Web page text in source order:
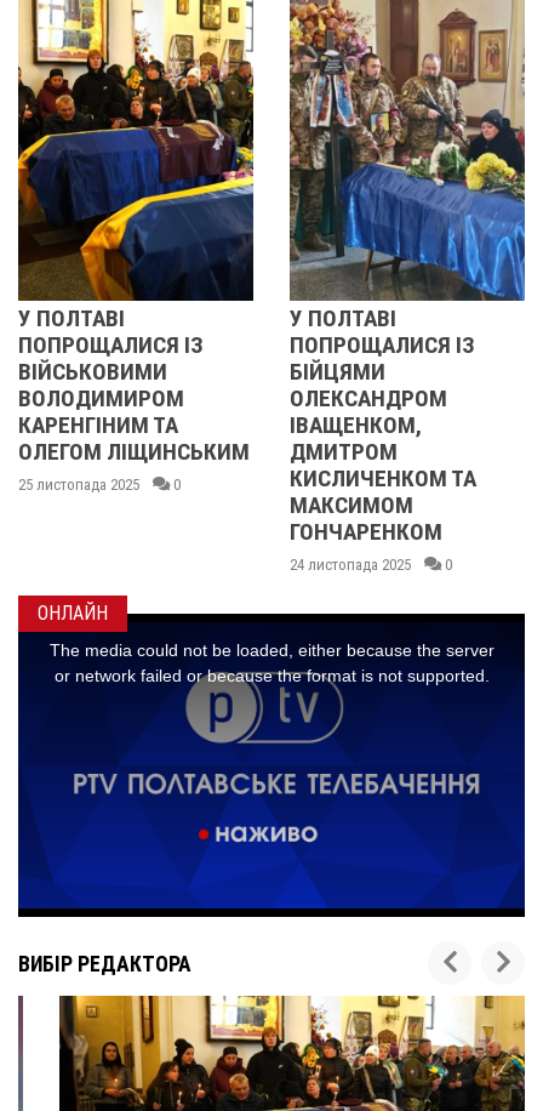
ІЗ
ТА
ЛІЩИНСЬКИМ
2025 0
У ПОЛТАВІ
ПОПРОЩАЛИСЯ ІЗ
БІЙЦЯМИ
ОЛЕКСАНДРОМ
ІВАЩЕНКОМ,
ДМИТРОМ
КИСЛИЧЕНКОМ ТА
МАКСИМОМ
ГОНЧАРЕНКОМ
24 листопада 2025 0
2013
ОНЛАЙН
ВИБІР РЕДАКТОРА